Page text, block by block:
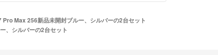
Pro Max 256新品未開封ブルー、シルバーの2台セット
、シルバーの2台セット